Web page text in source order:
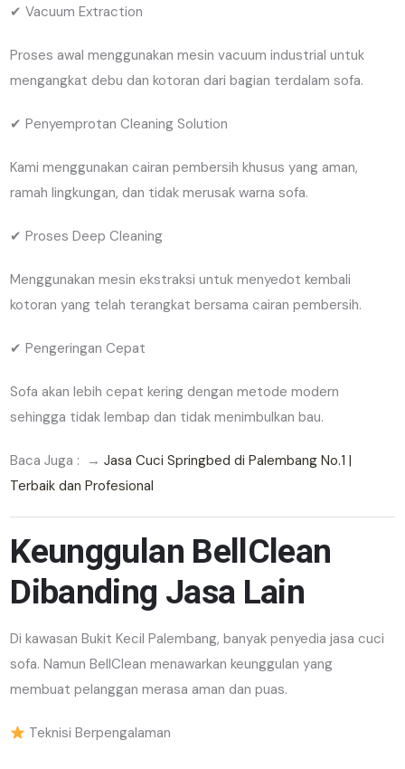
✔ Vacuum Extraction
Proses awal menggunakan mesin vacuum industrial untuk
mengangkat debu dan kotoran dari bagian terdalam sofa.
✔ Penyemprotan Cleaning Solution
Kami menggunakan cairan pembersih khusus yang aman,
ramah lingkungan, dan tidak merusak warna sofa.
✔ Proses Deep Cleaning
Menggunakan mesin ekstraksi untuk menyedot kembali
kotoran yang telah terangkat bersama cairan pembersih.
✔ Pengeringan Cepat
Sofa akan lebih cepat kering dengan metode modern
sehingga tidak lembap dan tidak menimbulkan bau.
Baca Juga : →Jasa Cuci Springbed di Palembang No.1 |
Terbaik dan Profesional
Keunggulan BellClean
Dibanding Jasa Lain
Di kawasan Bukit Kecil Palembang, banyak penyedia jasa cuci
sofa. Namun BellClean menawarkan keunggulan yang
membuat pelanggan merasa aman dan puas.
Teknisi Berpengalaman